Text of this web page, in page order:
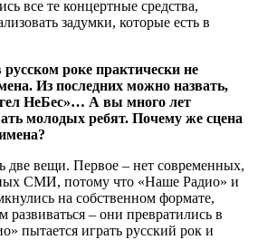
все те концертные средства,
задумки, которые есть в
роке практически не
Из последних можно назвать,
НеБес»… А вы много лет
молодых ребят. Почему же сцена
две вещи. Первое – нет современных,
СМИ, потому что «Наше Радио» и
на собственном формате,
развиваться – они превратились в
пытается играть русский рок и